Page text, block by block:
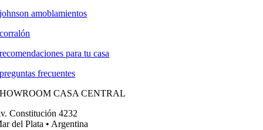
johnson amoblamientos
corralón
recomendaciones para tu casa
preguntas frecuentes
CASA CENTRAL
Constitución 4232
del Plata • Argentina